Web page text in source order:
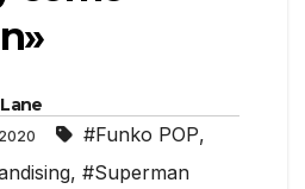
#Funko POP,
, #Superman